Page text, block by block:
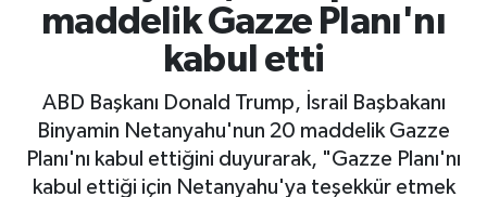
maddelik Gazze Planı'nı
kabul etti
ABD Başkanı Donald Trump, İsrail Başbakanı
Binyamin Netanyahu'nun 20 maddelik Gazze
Planı'nı kabul ettiğini duyurarak, "Gazze Planı'nı
kabul ettiği için Netanyahu'ya teşekkür etmek
İş Dünyası
Otovitrin
Asayiş
Tüm Manşetler
Son Dakika Haberleri
Haber Arşivi